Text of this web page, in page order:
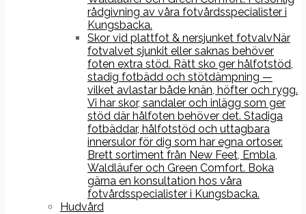
rådgivning av våra fotvårdsspecialister i
Kungsbacka.
Skor vid plattfot & nersjunket fotvalvNär
fotvalvet sjunkit eller saknas behöver
foten extra stöd. Rätt sko ger hålfotstöd,
stadig fotbädd och stötdämpning —
vilket avlastar både knän, höfter och rygg.
Vi har skor, sandaler och inlägg som ger
stöd där hålfoten behöver det. Stadiga
fotbäddar, hålfotstöd och uttagbara
innersulor för dig som har egna ortoser.
Brett sortiment från New Feet, Embla,
Waldläufer och Green Comfort. Boka
gärna en konsultation hos våra
fotvårdsspecialister i Kungsbacka.
Hudvård